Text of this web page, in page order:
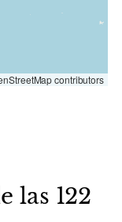
contributors
las 122